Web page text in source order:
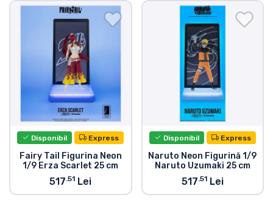
Disponibil Express
Fairy Tail Figurina Neon
1/9 Erza Scarlet 25 cm
517.51 Lei
Disponibil Express
Naruto Neon Figurină 1/9
Naruto Uzumaki 25 cm
517.51Lei
Transport și plată
Sortare după serie
Sortare după filme
Sortare după desene animate
Sortare după Anime
Sortare după jocuri